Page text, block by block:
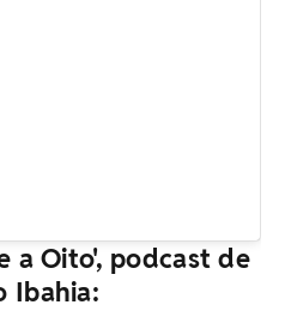
a Oito', podcast de
Ibahia: